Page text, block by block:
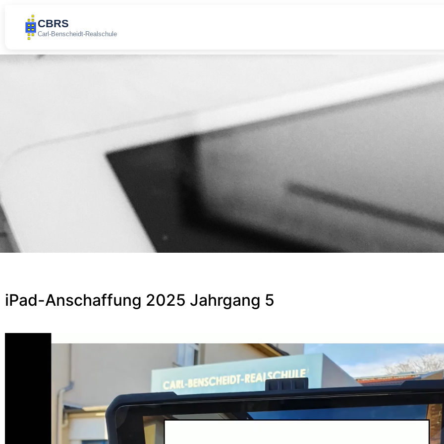
CBRS
Carl-Benscheidt-Realschule
iPad-Anschaffung 2025 Jahrgang 5